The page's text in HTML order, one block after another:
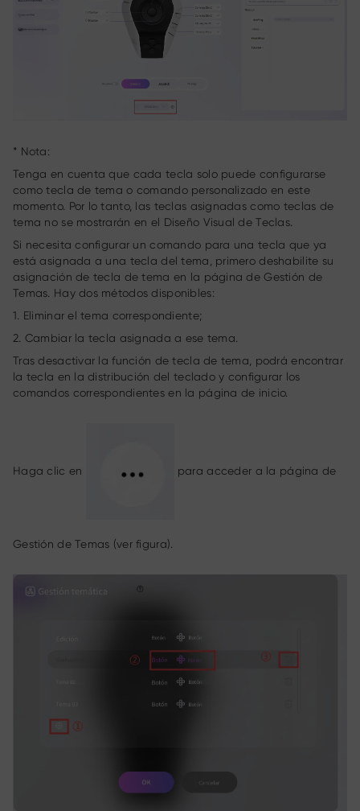
* Nota:
Tenga en cuenta que cada tecla solo puede configurarse
como tecla de tema o comando personalizado en este
momento. Por lo tanto, las teclas asignadas como teclas de
tema no se mostrarán en el Diseño Visual de Teclas.
Si necesita configurar un comando para una tecla que ya
está asignada a una tecla del tema, primero deshabilite su
asignación de tecla de tema en la página de Gestión de
Temas. Hay dos métodos disponibles:
1. Eliminar el tema correspondiente;
2. Cambiar la tecla asignada a ese tema.
Tras desactivar la función de tecla de tema, podrá encontrar
la tecla en la distribución del teclado y configurar los
comandos correspondientes en la página de inicio.
Haga clic en para acceder a la página de
Gestión de Temas (ver figura).